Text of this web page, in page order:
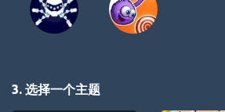
3. 选择一个主题